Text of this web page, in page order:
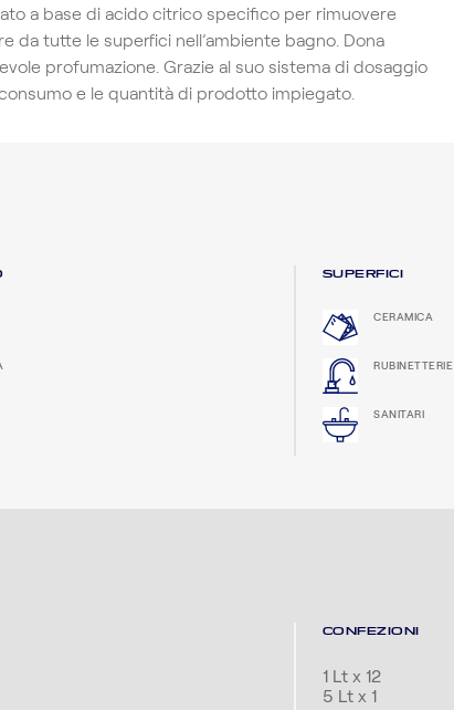
a base di acido citrico specifico per rimuovere
da tutte le superfici nell’ambiente bagno. Dona
profumazione. Grazie al suo sistema di dosaggio
e le quantità di prodotto impiegato.
SUPERFICI
CERAMICA
RUBINETTERIE
SANITARI
CONFEZIONI
1 Lt x 12
5 Lt x 1